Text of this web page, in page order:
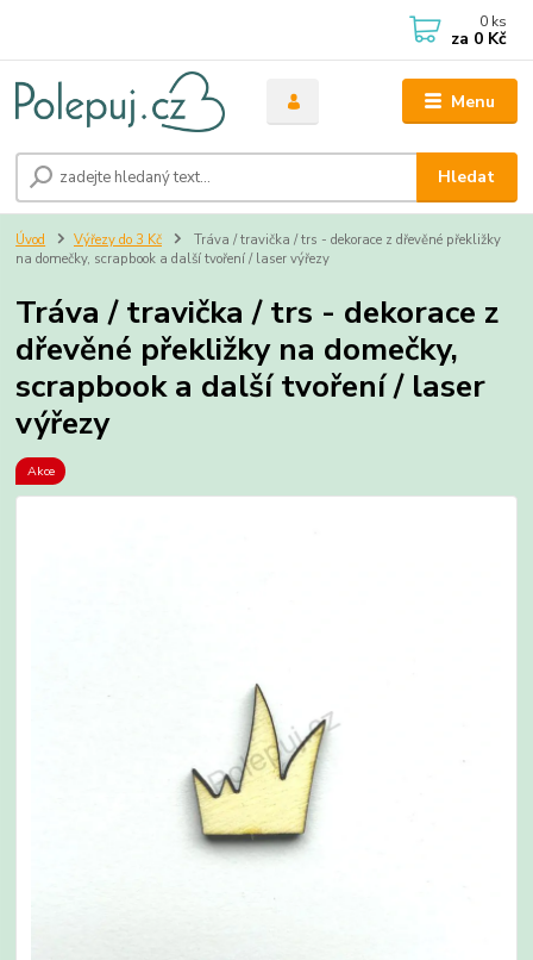
Menu
Hledat
0 ks
za 0 Kč
Úvod Výřezy do 3 Kč
Tráva / travička / trs - dekorace z dřevěné překližky
na domečky, scrapbook a další tvoření / laser výřezy
Tráva / travička / trs - dekorace z
dřevěné překližky na domečky,
scrapbook a další tvoření / laser
výřezy
Akce